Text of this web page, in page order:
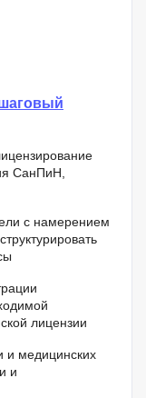
СанПиН,
с намерением
лицензии
и медицинских
и